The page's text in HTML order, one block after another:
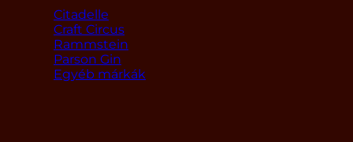
Citadelle
Craft Circus
Rammstein
Parson Gin
Egyéb márkák